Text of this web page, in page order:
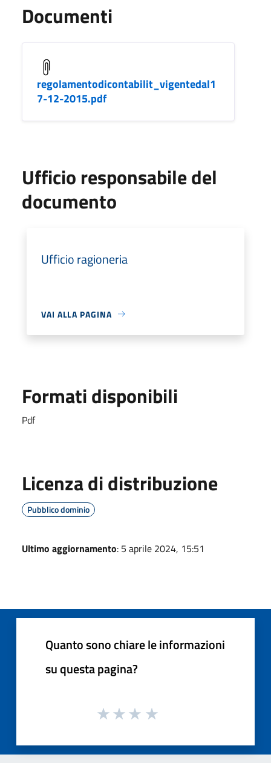
Documenti
regolamentodicontabilit_vigentedal1
7-12-2015.pdf
Ufficio responsabile del
documento
Ufficio ragioneria
VAI ALLA PAGINA
Formati disponibili
Pdf
Licenza di distribuzione
Pubblico dominio
Ultimo aggiornamento: 5 aprile 2024, 15:51
Quanto sono chiare le informazioni
su questa pagina?